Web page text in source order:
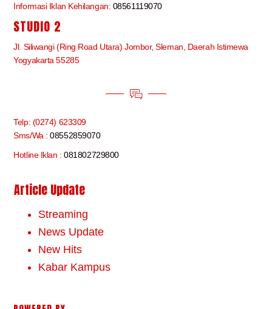
Informasi Iklan Kehilangan: 08561119070
STUDIO 2
Jl. Siliwangi (Ring Road Utara) Jombor, Sleman, Daerah Istimewa
Yogyakarta 55285
Telp: (0274) 623309
Sms/Wa :08552859070
Hotline Iklan :081802729800
Article Update
Streaming
News Update
New Hits
Kabar Kampus